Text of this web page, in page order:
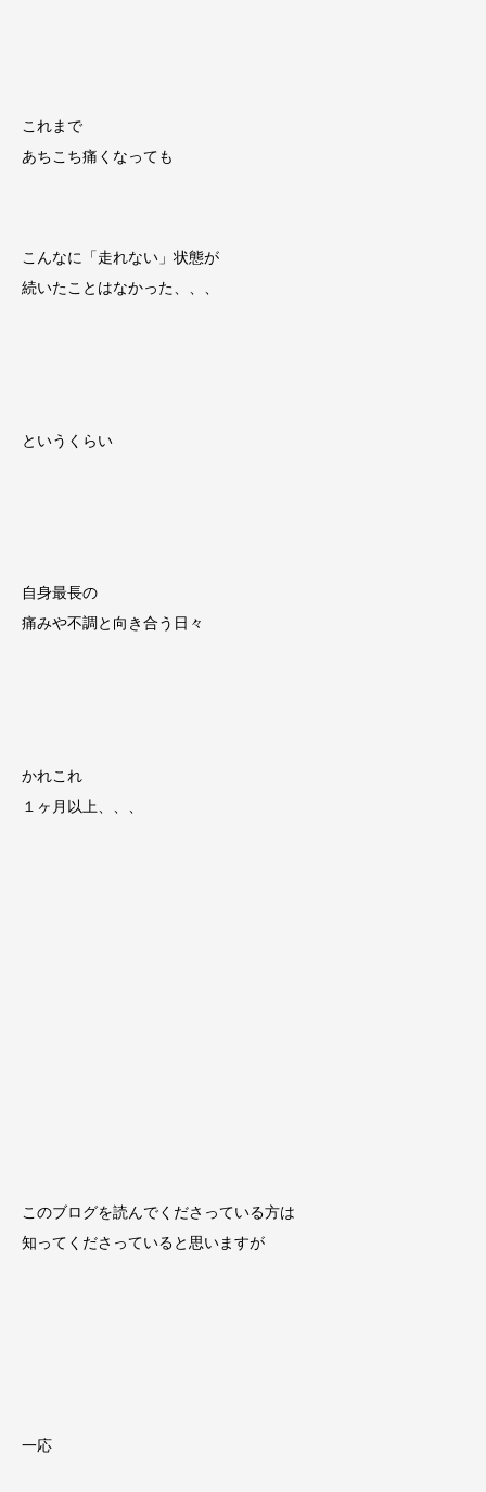
これまで
あちこち痛くなっても
こんなに「走れない」状態が
続いたことはなかった、、、
というくらい
自身最長の
痛みや不調と向き合う日々
かれこれ
１ヶ月以上、、、
このブログを読んでくださっている方は
知ってくださっていると思いますが
一応